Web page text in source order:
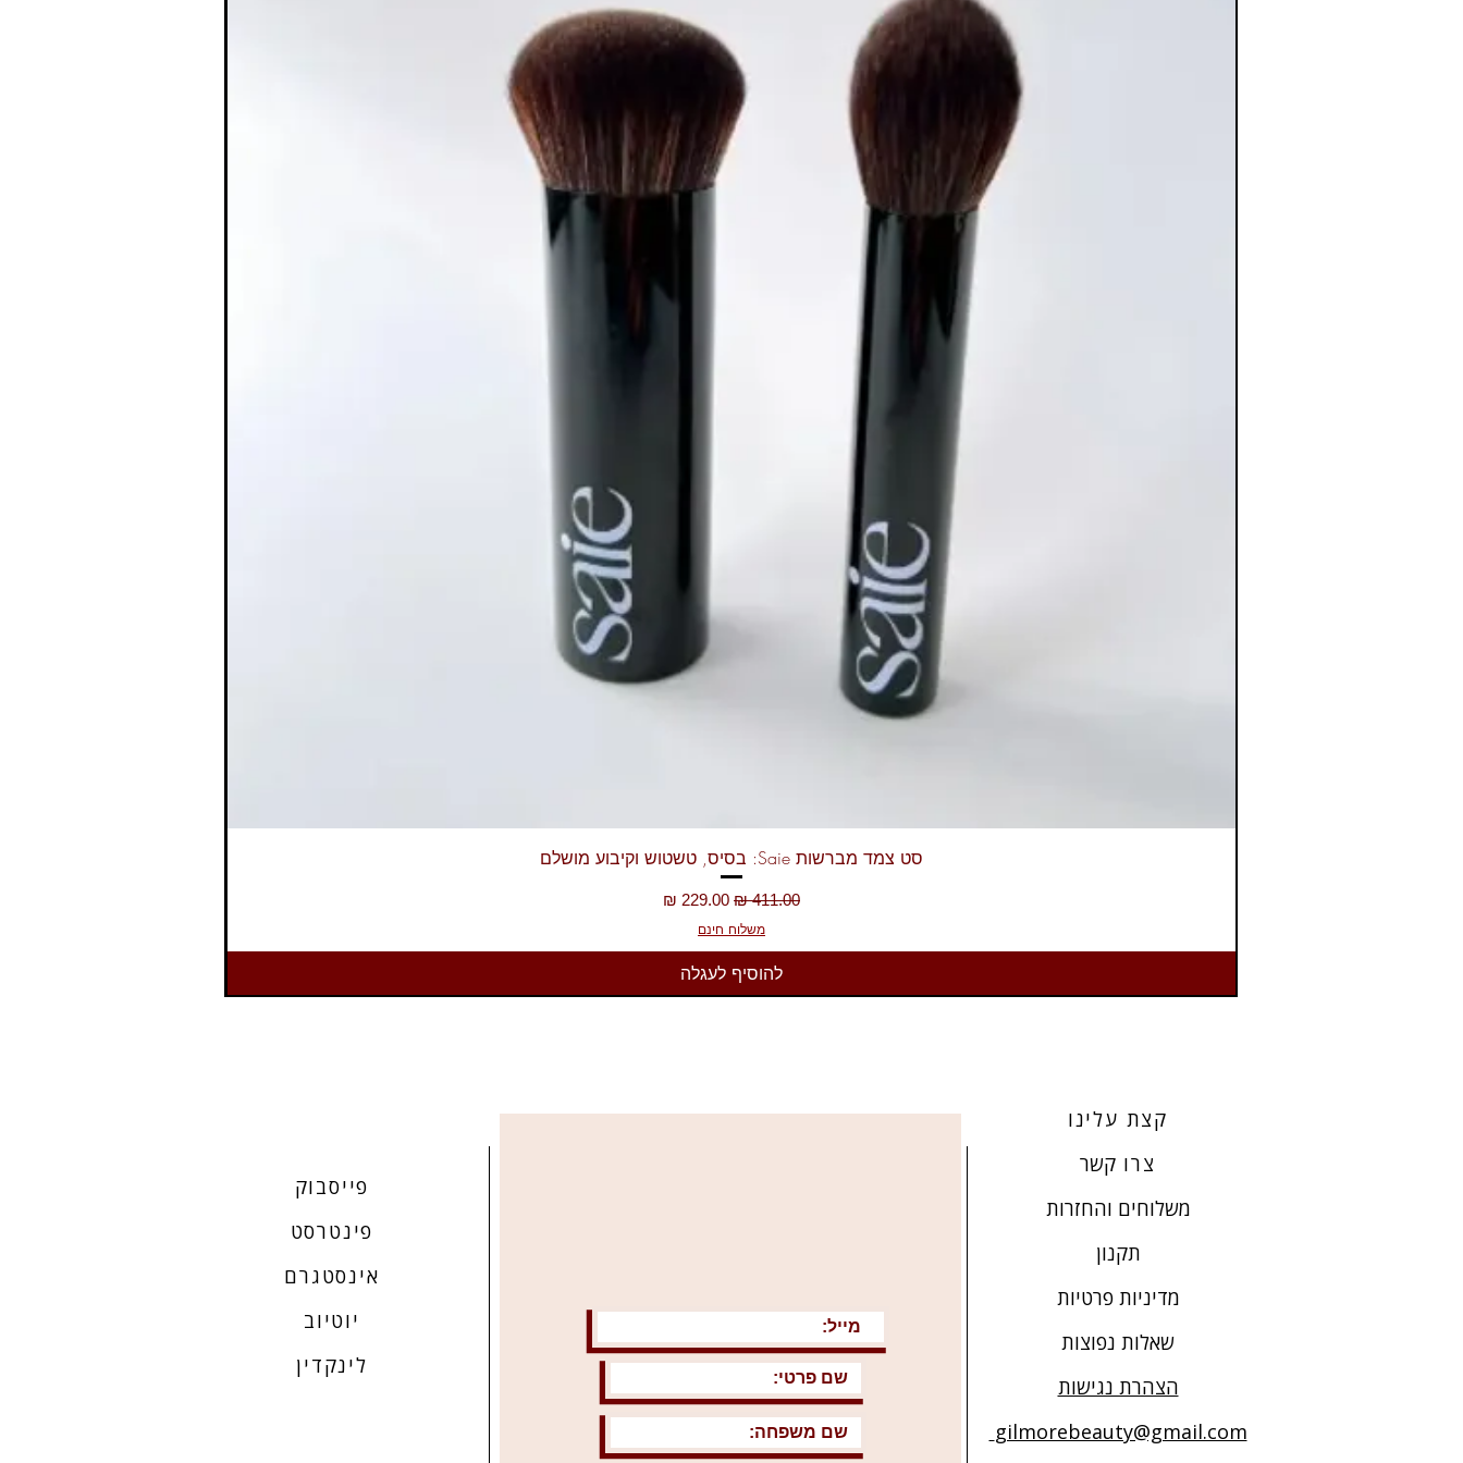
תצוגה מהירה סט צמד מברשות Saie: בסיס, טשטוש וקיבוע מושלם
מחיר רגיל מחיר מבצע
משלוח חינם
להוסיף לעגלה
פייסבוק
פינטרסט
אינסטגרם
יוטיוב
לינקדין
קצת עלינו
צרו קשר
משלוחים והחזרות
תקנון
מדיניות פרטיות
שאלות נפוצות
הצהרת נגישות
gilmorebeauty@gmail.com